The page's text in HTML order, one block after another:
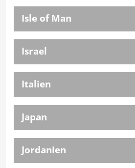
Isle of Man
Israel
Italien
Japan
Jordanien